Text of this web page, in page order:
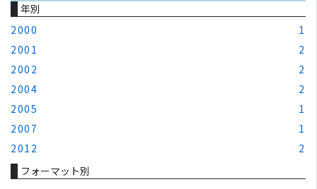
年別
2000
1
2001
2
2002
2
2004
2
2005
1
2007
1
2012
2
フォーマット別